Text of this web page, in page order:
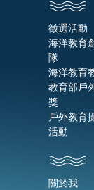
徵選活動
海洋教育
隊
海洋教育
教育部戶
獎
戶外教育
活動
關於我